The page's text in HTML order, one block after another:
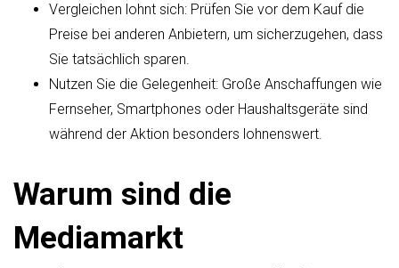
Vergleichen lohnt sich: Prüfen Sie vor dem Kauf die
Preise bei anderen Anbietern, um sicherzugehen, dass
Sie tatsächlich sparen.
Nutzen Sie die Gelegenheit: Große Anschaffungen wie
Fernseher, Smartphones oder Haushaltsgeräte sind
während der Aktion besonders lohnenswert.
Warum sind die
Mediamarkt